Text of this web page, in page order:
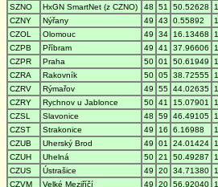
SZNO
HxGN SmartNet (z CZNO) 48 51 50.52628
CZNY
Nýřany 49 43 0.55892
CZOL
Olomouc 49 34 16.13468
CZPB
Příbram 49 41 37.96606
CZPR
Praha 50 01 50.61949
CZRA
Rakovník 50 05 38.72555
CZRV
Rýmařov 49 55 44.02635
CZRY
Rychnov u Jablonce 50 41 15.07901
CZSL
Slavonice 48 59 46.49105
CZST
Strakonice 49 16 6.16988
CZUB
Uherský Brod 49 01 24.01424
CZUH
Uhelná 50 21 50.49287
CZUS
Ústrašice 49 20 34.71380
CZVM
Velké Meziříčí 49 20 56.92040